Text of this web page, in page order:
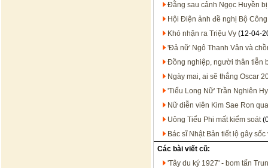
Đằng sau cảnh Ngọc Huyền
Hội Điện ảnh đề nghị Bộ
Khó nhận ra Triệu Vy (12-04-
'Đả nữ' Ngô Thanh Vân và
Đồng nghiệp, người thân tiễn
Ngày mai, ai sẽ thắng Oscar
'Tiểu Long Nữ' Trần Nghiên
Nữ diễn viên Kim Sae Ron
Uông Tiểu Phi mất kiểm soát
Bác sĩ Nhật Bản tiết lộ gây
Các bài viết cũ:
'Tây du ký 1927' - bom tấn